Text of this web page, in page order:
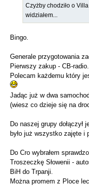
Czyżby chodziło o
widziałem...
Bingo.
Generale przygotowania
Pierwszy zakup - CB-radio.
Polecam każdemu który
Jadąc już w dwa
(wiesz co dzieje się na
Do naszej grupy
było już wszystko zajęte
Do Cro wybrałem
Troszeczkę Słowenii -
BiH do Trpanji.
Można promem z Ploce